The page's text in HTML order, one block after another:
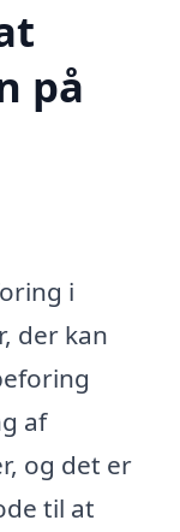
på
i
der kan
af
og det er
til at